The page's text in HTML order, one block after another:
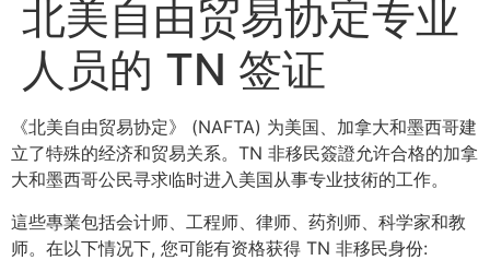
北美自由贸易协定专业
人员的 TN 签证
《北美自由贸易协定》 (NAFTA) 为美国、加拿大和墨西哥建
立了特殊的经济和贸易关系。TN 非移民簽證允许合格的加拿
大和墨西哥公民寻求临时进入美国从事专业技術的工作。
這些專業包括会计师、工程师、律师、药剂师、科学家和教
师。在以下情况下, 您可能有资格获得 TN 非移民身份: